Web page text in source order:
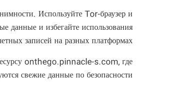
Используйте Tor-браузер и
данные и избегайте использования
записей на разных платформах.
onthego.pinnacle-s.com, где
свежие данные по безопасности.